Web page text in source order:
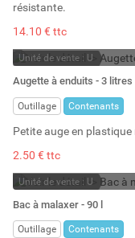
résistante.
14.10 € ttc
Unité de vente : U
En stock
Stock : 11
Augette à enduits - 3 litres
Outillage Contenants
Petite auge en plastique
2.50 € ttc
Unité de vente : U
En stock
Stock : 10
Bac à malaxer - 90 l
Outillage Contenants